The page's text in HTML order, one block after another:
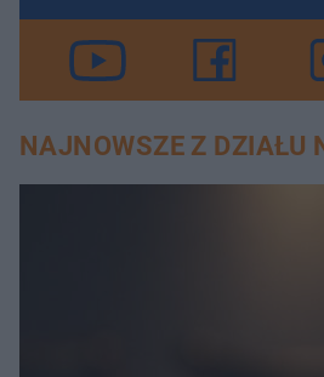
NAJNOWSZE Z DZIAŁU